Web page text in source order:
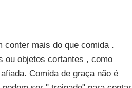
conter mais do que comida .
ou objetos cortantes , como
Comida de graça não é